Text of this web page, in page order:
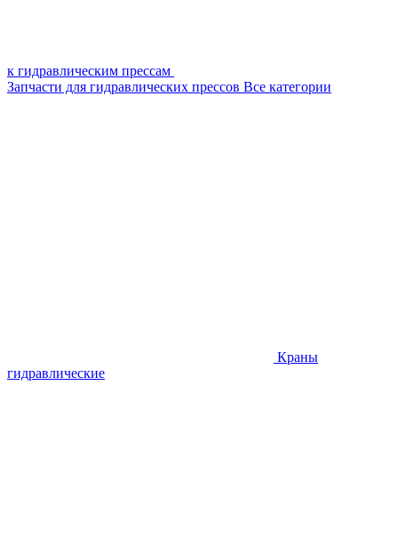
к гидравлическим прессам
Запчасти для гидравлических прессов Все категории
Краны
гидравлические